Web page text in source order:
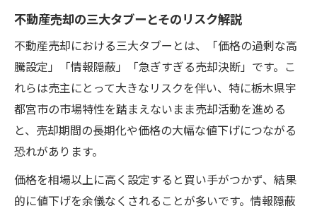
不動産売却の三大タブーとそのリスク解説
不動産売却における三大タブーとは、「価格の過剰な高
騰設定」「情報隠蔽」「急ぎすぎる売却決断」です。こ
れらは売主にとって大きなリスクを伴い、特に栃木県宇
都宮市の市場特性を踏まえないまま売却活動を進める
と、売却期間の長期化や価格の大幅な値下げにつながる
恐れがあります。
価格を相場以上に高く設定すると買い手がつかず、結果
的に値下げを余儀なくされることが多いです。情報隠蔽